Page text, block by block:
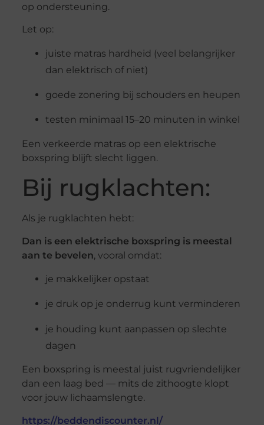
op ondersteuning.
Let op:
juiste matras hardheid (veel belangrijker
dan elektrisch of niet)
goede zonering bij schouders en heupen
testen minimaal 15–20 minuten in winkel
Een verkeerde matras op een elektrische
boxspring blijft slecht liggen.
Bij rugklachten:
Als je rugklachten hebt:
Dan is een elektrische boxspring is meestal
aan te bevelen, vooral omdat:
je makkelijker opstaat
je druk op je onderrug kunt verminderen
je houding kunt aanpassen op slechte
dagen
Een boxspring is meestal juist rugvriendelijker
dan een laag bed — mits de zithoogte klopt
voor jouw lichaamslengte.
https://beddendiscounter.nl/